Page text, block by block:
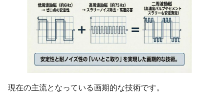
現在の主流となっている画期的な技術です。